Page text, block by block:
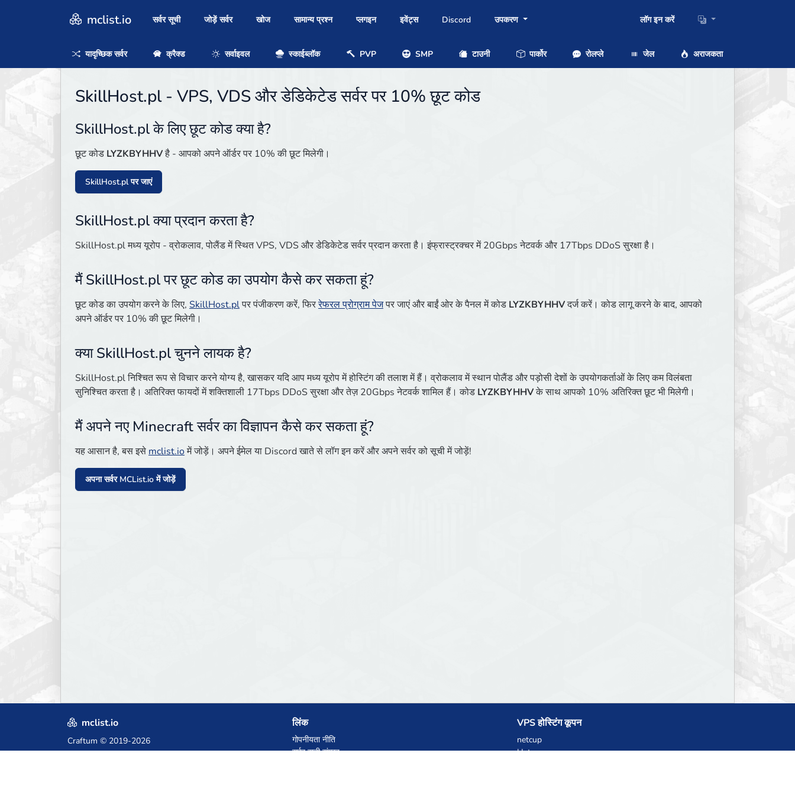
mclist.io सर्वर सूची जोड़ें सर्वर खोज सामान्य प्रश्न प्लगइन इवेंट्स Discord उपकरण लॉग इन करें
यादृच्छिक सर्वर क्रैक्ड सर्वाइवल स्काईब्लॉक PVP SMP टाउनी पार्कोर रोलप्ले जेल अराजकता
SkillHost.pl - VPS, VDS और डेडिकेटेड सर्वर पर 10% छूट कोड
SkillHost.pl के लिए छूट कोड क्या है?
छूट कोड LYZKBYHHVहै - आपको अपने ऑर्डर पर 10% की छूट मिलेगी।
SkillHost.pl पर जाएं
SkillHost.pl क्या प्रदान करता है?
SkillHost.pl मध्य यूरोप - व्रोकलाव, पोलैंड में स्थित VPS, VDS और डेडिकेटेड सर्वर प्रदान करता है। इंफ्रास्ट्रक्चर में 20Gbps नेटवर्क और 17Tbps DDoS सुरक्षा है।
मैं SkillHost.pl पर छूट कोड का उपयोग कैसे कर सकता हूं?
छूट कोड का उपयोग करने के लिए, SkillHost.plपर पंजीकरण करें, फिररेफरल प्रोग्राम पेजपर जाएं और बाईं ओर के पैनल में कोड LYZKBYHHVदर्ज करें। कोड लागू करने के बाद, आपको
अपने ऑर्डर पर 10% की छूट मिलेगी।
क्या SkillHost.pl चुनने लायक है?
SkillHost.pl निश्चित रूप से विचार करने योग्य है, खासकर यदि आप मध्य यूरोप में होस्टिंग की तलाश में हैं। व्रोकलाव में स्थान पोलैंड और पड़ोसी देशों के उपयोगकर्ताओं के लिए कम विलंबता
सुनिश्चित करता है। अतिरिक्त फायदों में शक्तिशाली 17Tbps DDoS सुरक्षा और तेज़ 20Gbps नेटवर्क शामिल हैं। कोड LYZKBYHHVके साथ आपको 10% अतिरिक्त छूट भी मिलेगी।
मैं अपने नए Minecraft सर्वर का विज्ञापन कैसे कर सकता हूं?
यह आसान है, बस इसे mclist.ioमें जोड़ें। अपने ईमेल या Discord खाते से लॉग इन करें और अपने सर्वर को सूची में जोड़ें!
अपना सर्वर MCList.io में जोड़ें
mclist.io
Craftum © 2019-2026
लिंक
गोपनीयता नीति
सर्वर सूची संग्रह
VPS होस्टिंग कूपन
netcup
Hetzner